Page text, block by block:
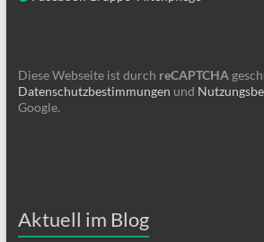
Diese Webseite ist durch reCAPTCHA
Datenschutzbestimmungen und
Google.
Aktuell im Blog